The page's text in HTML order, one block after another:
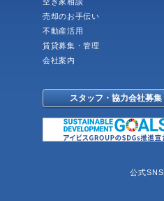
売却のお手伝い
不動産活用
賃貸募集・管理
会社案内
スタッフ・協力会社募集
公式SNS